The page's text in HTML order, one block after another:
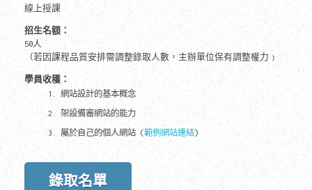
線上授課
招生名額：
50人
（若因課程品質安排需調整錄取人數，主辦單位保有調整權力﹚
學員收穫：
網站設計的基本概念
架設備審網站的能力
屬於自己的個人網站 (範例網站連結)
錄取名單